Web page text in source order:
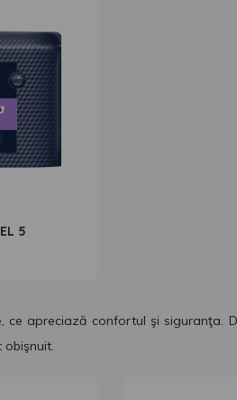
5
ce apreciază confortul şi siguranţa.